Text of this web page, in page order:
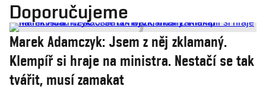
Doporučujeme
Marek Adamczyk: Jsem z něj zklamaný.
Klempíř si hraje na ministra. Nestačí se tak
tvářit, musí zamakat